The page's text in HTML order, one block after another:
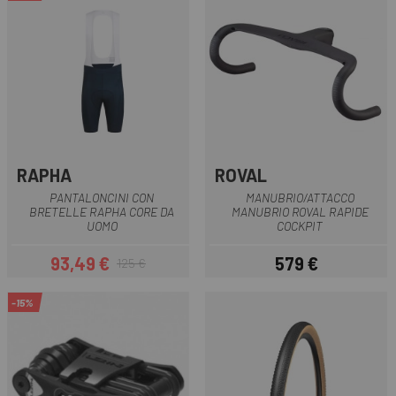
RAPHA
PANTALONCINI CON
BRETELLE RAPHA CORE DA
UOMO
Prezzo
93,49 €Prezzo base
125 €
ROVAL
MANUBRIO/ATTACCO
MANUBRIO ROVAL RAPIDE
COCKPIT
Prezzo
579 €
-15%